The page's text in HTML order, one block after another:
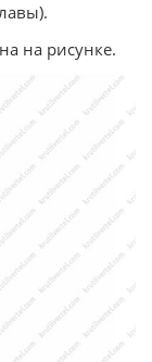
на рисунке.